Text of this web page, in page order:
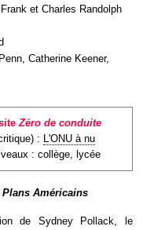
et Charles Randolph
Catherine Keener,
Zéro de conduite
:
L'ONU à nu
: collège, lycée
Plans Américains
de Sydney Pollack, le